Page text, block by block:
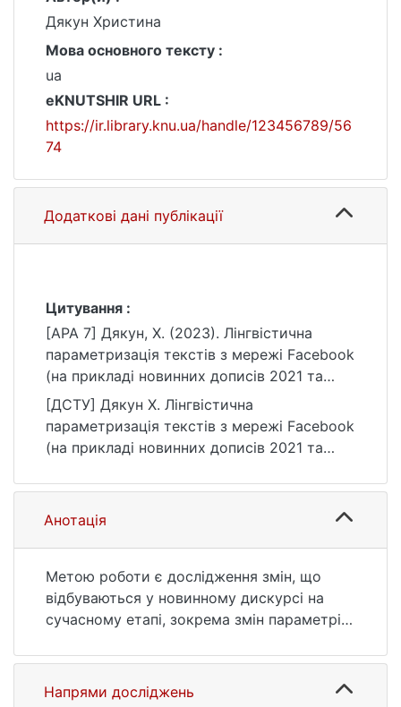
Дякун Христина
Мова основного тексту :
ua
eKNUTSHIR URL :
https://ir.library.knu.ua/handle/123456789/56
74
Додаткові дані публікації
Цитування :
[APA 7] Дякун, Х. (2023). Лінгвістична
параметризація текстів з мережі Facebook
(на прикладі новинних дописів 2021 та
2023 років) [Бакалаврська робота,
Київський національний університет імені
Тараса Шевченка]. eKNUTSHIR.
https://ir.library.knu.ua/handle/123456789/56
74
[ДСТУ] Дякун Х. Лінгвістична
параметризація текстів з мережі Facebook
(на прикладі новинних дописів 2021 та
бакалавра : 03 Гуманітарні науки. Київ,
2023. 53 с. URL:
https://ir.library.knu.ua/handle/123456789/56
Анотація
Метою роботи є дослідження змін, що
відбуваються у новинному дискурсі на
сучасному етапі, зокрема змін параметрів
Facebook до початку повномасштабного
вторгнення Російської Федерації в Україну
Напрями досліджень